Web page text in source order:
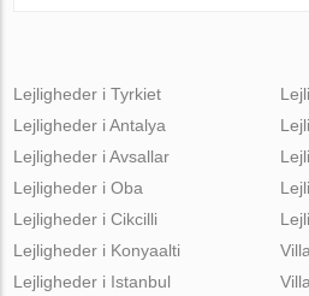
Lejligheder i Tyrkiet
Lejligheder i Antalya
Lejligheder i Avsallar
Lejligheder i Oba
Lejligheder i Cikcilli
Lejligheder i Konyaalti
Lejligheder i Istanbul